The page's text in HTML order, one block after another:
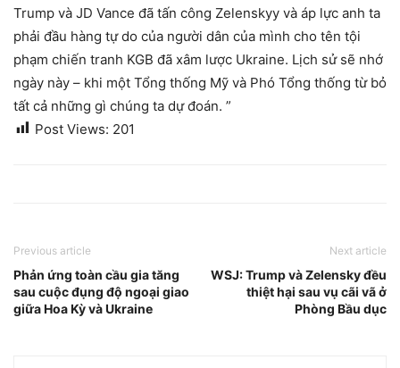
Trump và JD Vance đã tấn công Zelenskyy và áp lực anh ta
phải đầu hàng tự do của người dân của mình cho tên tội
phạm chiến tranh KGB đã xâm lược Ukraine. Lịch sử sẽ nhớ
ngày này – khi một Tổng thống Mỹ và Phó Tổng thống từ bỏ
tất cả những gì chúng ta dự đoán. ”
Post Views: 201
Previous article
Phản ứng toàn cầu gia tăng
sau cuộc đụng độ ngoại giao
giữa Hoa Kỳ và Ukraine
Next article
WSJ: Trump và Zelensky đều
thiệt hại sau vụ cãi vã ở
Phòng Bầu dục